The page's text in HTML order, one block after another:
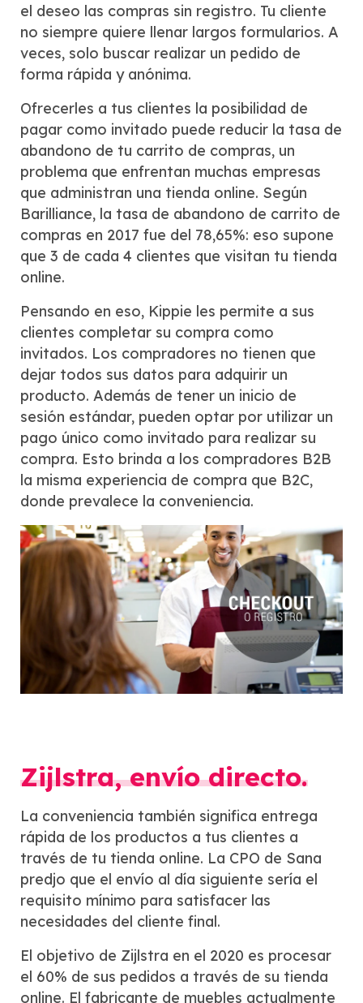
el deseo las compras sin registro. Tu cliente
no siempre quiere llenar largos formularios. A
veces, solo buscar realizar un pedido de
forma rápida y anónima.
Ofrecerles a tus clientes la posibilidad de
pagar como invitado puede reducir la tasa de
abandono de tu carrito de compras, un
problema que enfrentan muchas empresas
que administran una tienda online. Según
Barilliance, la tasa de abandono de carrito de
compras en 2017 fue del 78,65%: eso supone
que 3 de cada 4 clientes que visitan tu tienda
online.
Pensando en eso, Kippie les permite a sus
clientes completar su compra como
invitados. Los compradores no tienen que
dejar todos sus datos para adquirir un
producto. Además de tener un inicio de
sesión estándar, pueden optar por utilizar un
pago único como invitado para realizar su
compra. Esto brinda a los compradores B2B
la misma experiencia de compra que B2C,
donde prevalece la conveniencia.
Zijlstra, envío directo.
La conveniencia también significa entrega
rápida de los productos a tus clientes a
través de tu tienda online. La CPO de Sana
predjo que el envío al día siguiente sería el
requisito mínimo para satisfacer las
necesidades del cliente final.
El objetivo de Zijlstra en el 2020 es procesar
el 60% de sus pedidos a través de su tienda
online. El fabricante de muebles actualmente